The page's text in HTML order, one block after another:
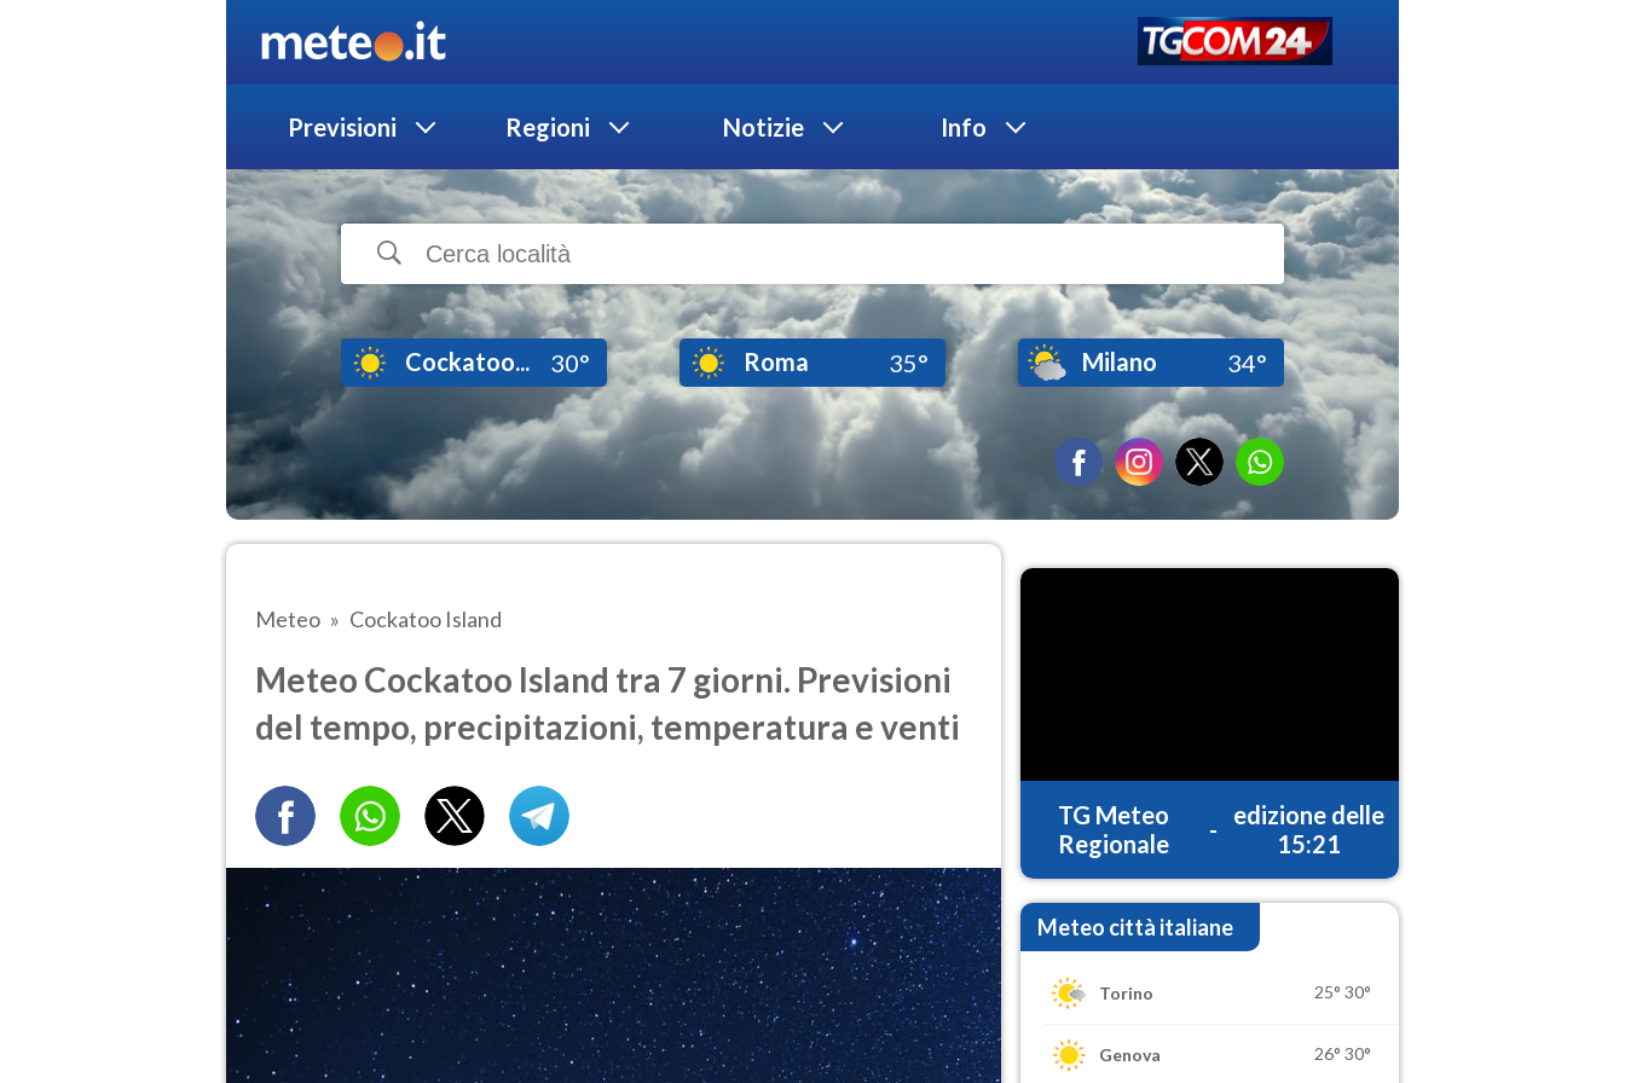
Previsioni Regioni Notizie Info
Cockatoo... 30° Roma 35° Milano 34°
Meteo Cockatoo Island
Meteo Cockatoo Island tra 7 giorni. Previsioni
del tempo, precipitazioni, temperatura e venti
TG Meteo
Regionale
-
edizione delle
15:21
Meteo città italiane
Torino 25° 30°
Genova 26° 30°